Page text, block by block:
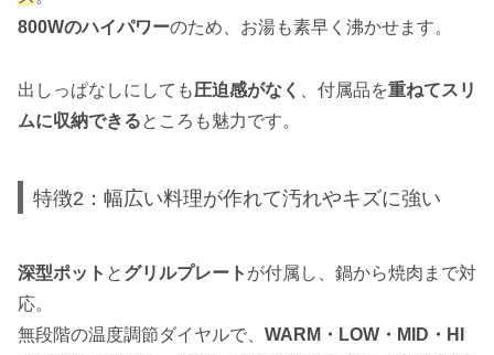
800Wのハイパワーのため、お湯も素早く沸かせます。
出しっぱなしにしても圧迫感がなく 、付属品を重ねてスリ
ムに収納できるところも魅力です。
特徴2：幅広い料理が作れて汚れやキズに強い
深型ポット と グリルプレート が付属し、鍋から焼肉まで対
応。
無段階の温度調節ダイヤルで、 WARM・LOW・MID・HI